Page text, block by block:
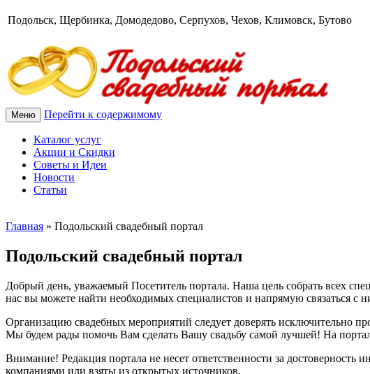
Подольск, Щербинка, Домодедово, Серпухов, Чехов, Климовск, Бутово
Меню Перейти к содержимому
Каталог услуг
Акции и Скидки
Советы и Идеи
Новости
Статьи
Главная » Подольский свадебный портал
Подольский свадебный портал
Добрый день, уважаемый Посетитель портала. Наша цель собрать всех
нас вы можете найти необходимых специалистов и напрямую связаться с
Организацию свадебных мероприятий следует доверять исключительно
Мы будем рады помочь Вам сделать Вашу свадьбу самой лучшей! На
Внимание! Редакция портала не несет ответственности за
компаниями или взяты из открытых источников.